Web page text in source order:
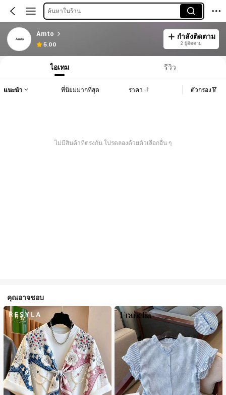
ค้นหาในร้าน
Amto
5.00
กำลังติดตาม
2 ผู้ติดตาม
ไอเทม รีวิว
แนะนำ ที่นิยมมากที่สุด ราคา ตัวกรอง
ไม่มีสินค้าที่ตรงกัน โปรดลองด้วยตัวเลือกอื่น ๆ
คุณอาจชอบ